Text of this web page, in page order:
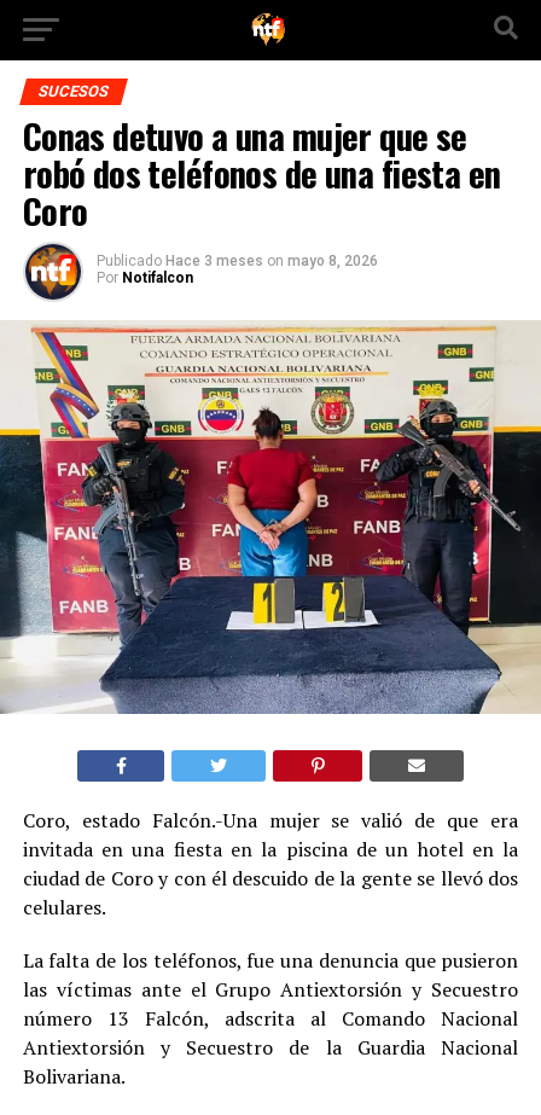
SUCESOS
Conas detuvo a una mujer que se
robó dos teléfonos de una fiesta en
Coro
Publicado Hace 3 meses on mayo 8, 2026
Por Notifalcon
Coro, estado Falcón.-Una mujer se valió de que era
invitada en una fiesta en la piscina de un hotel en la
ciudad de Coro y con él descuido de la gente se llevó dos
celulares.
La falta de los teléfonos, fue una denuncia que pusieron
las víctimas ante el Grupo Antiextorsión y Secuestro
número 13 Falcón, adscrita al Comando Nacional
Antiextorsión y Secuestro de la Guardia Nacional
Bolivariana.